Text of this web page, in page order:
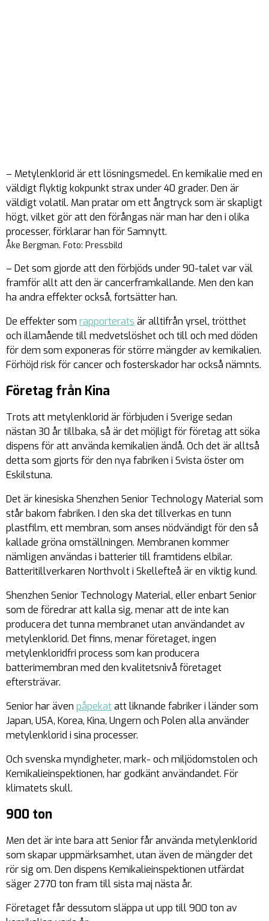
– Metylenklorid är ett lösningsmedel. En kemikalie med en
väldigt flyktig kokpunkt strax under 40 grader. Den är
väldigt volatil. Man pratar om ett ångtryck som är skapligt
högt, vilket gör att den förångas när man har den i olika
processer, förklarar han för Samnytt.
Åke Bergman. Foto: Pressbild
– Det som gjorde att den förbjöds under 90-talet var väl
framför allt att den är cancerframkallande. Men den kan
ha andra effekter också, fortsätter han.
De effekter som rapporterats är alltifrån yrsel, trötthet
och illamående till medvetslöshet och till och med döden
för dem som exponeras för större mängder av kemikalien.
Förhöjd risk för cancer och fosterskador har också nämnts.
Företag från Kina
Trots att metylenklorid är förbjuden i Sverige sedan
nästan 30 år tillbaka, så är det möjligt för företag att söka
dispens för att använda kemikalien ändå. Och det är alltså
detta som gjorts för den nya fabriken i Svista öster om
Eskilstuna.
Det är kinesiska Shenzhen Senior Technology Material som
står bakom fabriken. I den ska det tillverkas en tunn
plastfilm, ett membran, som anses nödvändigt för den så
kallade gröna omställningen. Membranen kommer
nämligen användas i batterier till framtidens elbilar.
Batteritillverkaren Northvolt i Skellefteå är en viktig kund.
Shenzhen Senior Technology Material, eller enbartSenior
som de föredrar att kalla sig, menar att de inte kan
producera det tunna membranet utan användandet av
metylenklorid. Det finns, menar företaget, ingen
metylenkloridfri process som kan producera
batterimembran med den kvalitetsnivå företaget
eftersträvar.
Senior har även påpekatatt liknande fabriker i länder som
Japan, USA, Korea, Kina, Ungern och Polen alla använder
metylenklorid i sina processer.
Och svenska myndigheter, mark- och miljödomstolen och
Kemikalieinspektionen, har godkänt användandet. För
klimatets skull.
900 ton
Men det är inte bara attSenior får använda metylenklorid
som skapar uppmärksamhet, utan även de mängder det
rör sig om. Den dispens Kemikalieinspektionen utfärdat
säger 2770 ton fram till sista maj nästa år.
Företaget får dessutom släppa ut upp till900 ton av